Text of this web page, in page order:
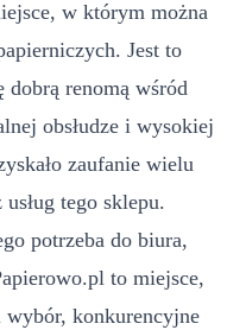
w którym można
Jest to
dobrą renomą wśród
obsłudze i wysokiej
zaufanie wielu
tego sklepu.
potrzeba do biura,
to miejsce,
konkurencyjne